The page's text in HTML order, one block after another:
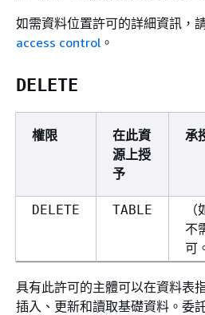
如需資料位置許可的詳細資訊，
access control 。
DELETE
權限
在此資
源上授
予
承
DELETE TABLE
不
可
具有此許可的主體可以在資料表
插入、更新和讀取基礎資料。委